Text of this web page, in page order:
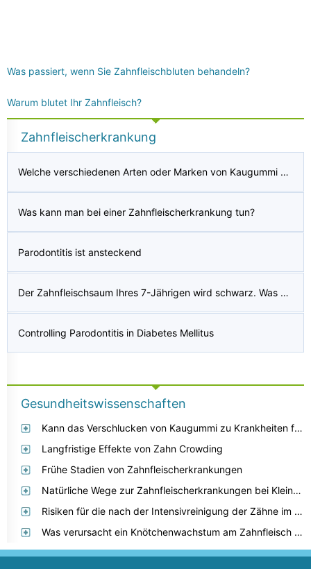
Was passiert, wenn Sie Zahnfleischbluten behandeln?
Warum blutet Ihr Zahnfleisch?
Zahnfleischerkrankung
Welche verschiedenen Arten oder Marken von Kaugummi gibt es?
Was kann man bei einer Zahnfleischerkrankung tun?
Parodontitis ist ansteckend
Der Zahnfleischsaum Ihres 7-Jährigen wird schwarz. Was kann das verursachen?
Controlling Parodontitis in Diabetes Mellitus
Gesundheitswissenschaften
Kann das Verschlucken von Kaugummi zu Krankheiten führen?
Langfristige Effekte von Zahn Crowding
Frühe Stadien von Zahnfleischerkrankungen
Natürliche Wege zur Zahnfleischerkrankungen bei Kleinkindern Cure
Risiken für die nach der Intensivreinigung der Zähne im Alter von 75
Was verursacht ein Knötchenwachstum am Zahnfleisch hinter dem letzten Zahn im Mund meines 5-Jährigen?